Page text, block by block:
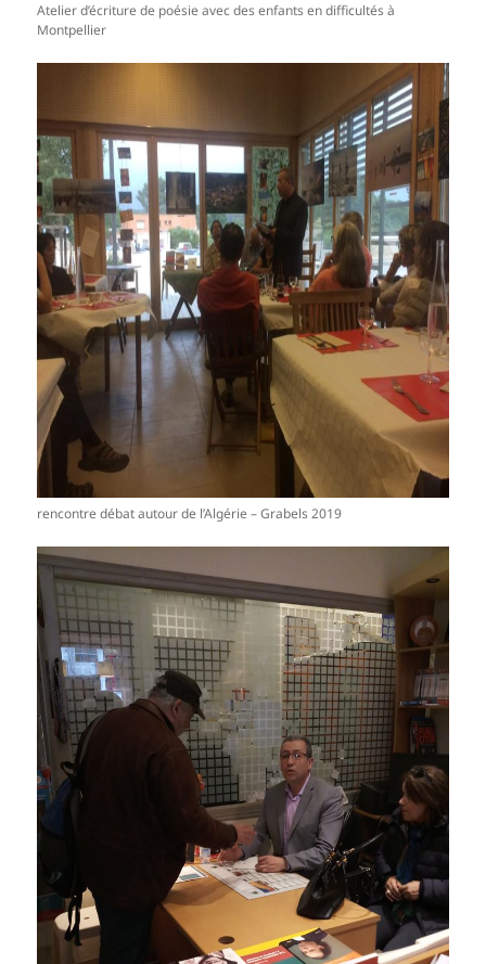
Atelier d’écriture de poésie avec des enfants en difficultés à
Montpellier
rencontre débat autour de l’Algérie – Grabels 2019